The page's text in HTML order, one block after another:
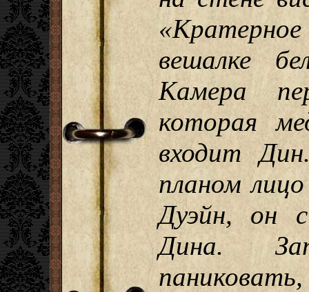
вешалке
Камера
которая
входит
планом
Дуэйн, он
Дина.